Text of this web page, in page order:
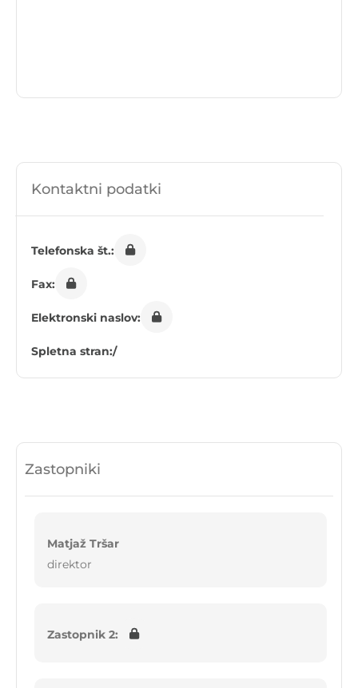
Kontaktni podatki
Telefonska št.:
Fax:
Elektronski naslov:
Spletna stran:/
Zastopniki
Matjaž Tršar
direktor
Zastopnik 2: